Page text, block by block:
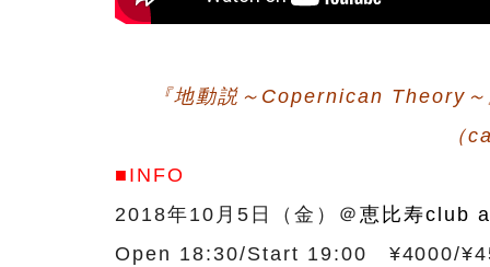
『地動説～Copernican Theory
（
■INFO
2018年10月5日（金）＠ 恵比寿club
Open 18:30/Start 19:00 ¥4000/